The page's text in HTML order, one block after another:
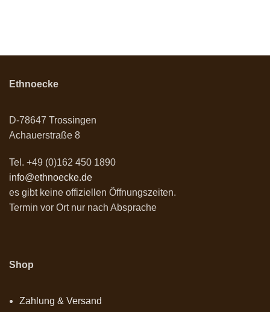
Ethnoecke
D-78647 Trossingen
Achauerstraße 8
Tel. +49 (0)162 450 1890
info@ethnoecke.de
es gibt keine offiziellen Öffnungszeiten.
Termin vor Ort nur nach Absprache
Shop
Zahlung & Versand